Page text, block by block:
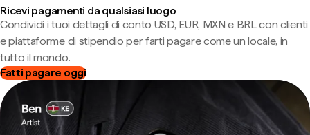
Ricevi pagamenti da qualsiasi luogo
Condividi i tuoi dettagli di conto USD, EUR, MXN e BRL con clienti
e piattaforme di stipendio per farti pagare come un locale, in
tutto il mondo.
Fatti pagare oggi